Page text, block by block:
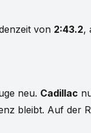
von 2:43.2,
neu. Cadillac
bleibt. Auf der